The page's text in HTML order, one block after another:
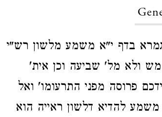
בדף י"א משמע מלשון רש"י
ולא מל' שביעה וכן אית'
פרוסה מפני התרעומו' ואל
להדיא דלשון ראייה הוא